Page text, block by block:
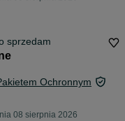
sprzedam
Ochronnym
08 sierpnia 2026